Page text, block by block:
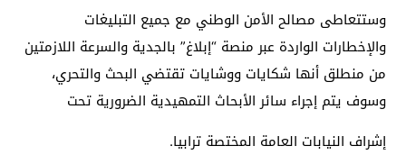
وستتعاطى مصالح الأمن الوطني مع جميع التبليغات
والإخطارات الواردة عبر منصة “إبلاغ” بالجدية والسرعة اللازمتين
من منطلق أنها شكايات ووشايات تقتضي البحث والتحري،
وسوف يتم إجراء سائر الأبحاث التمهيدية الضرورية تحت
إشراف النيابات العامة المختصة ترابيا.